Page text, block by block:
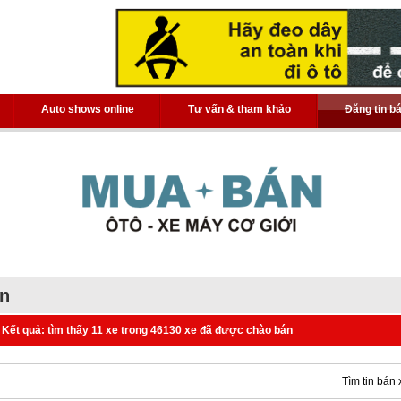
Auto shows online Tư vấn & tham khảo Đăng tin
Kết quả: tìm thấy 11 xe trong 46130 xe đã được chào bán
Tìm tin bán